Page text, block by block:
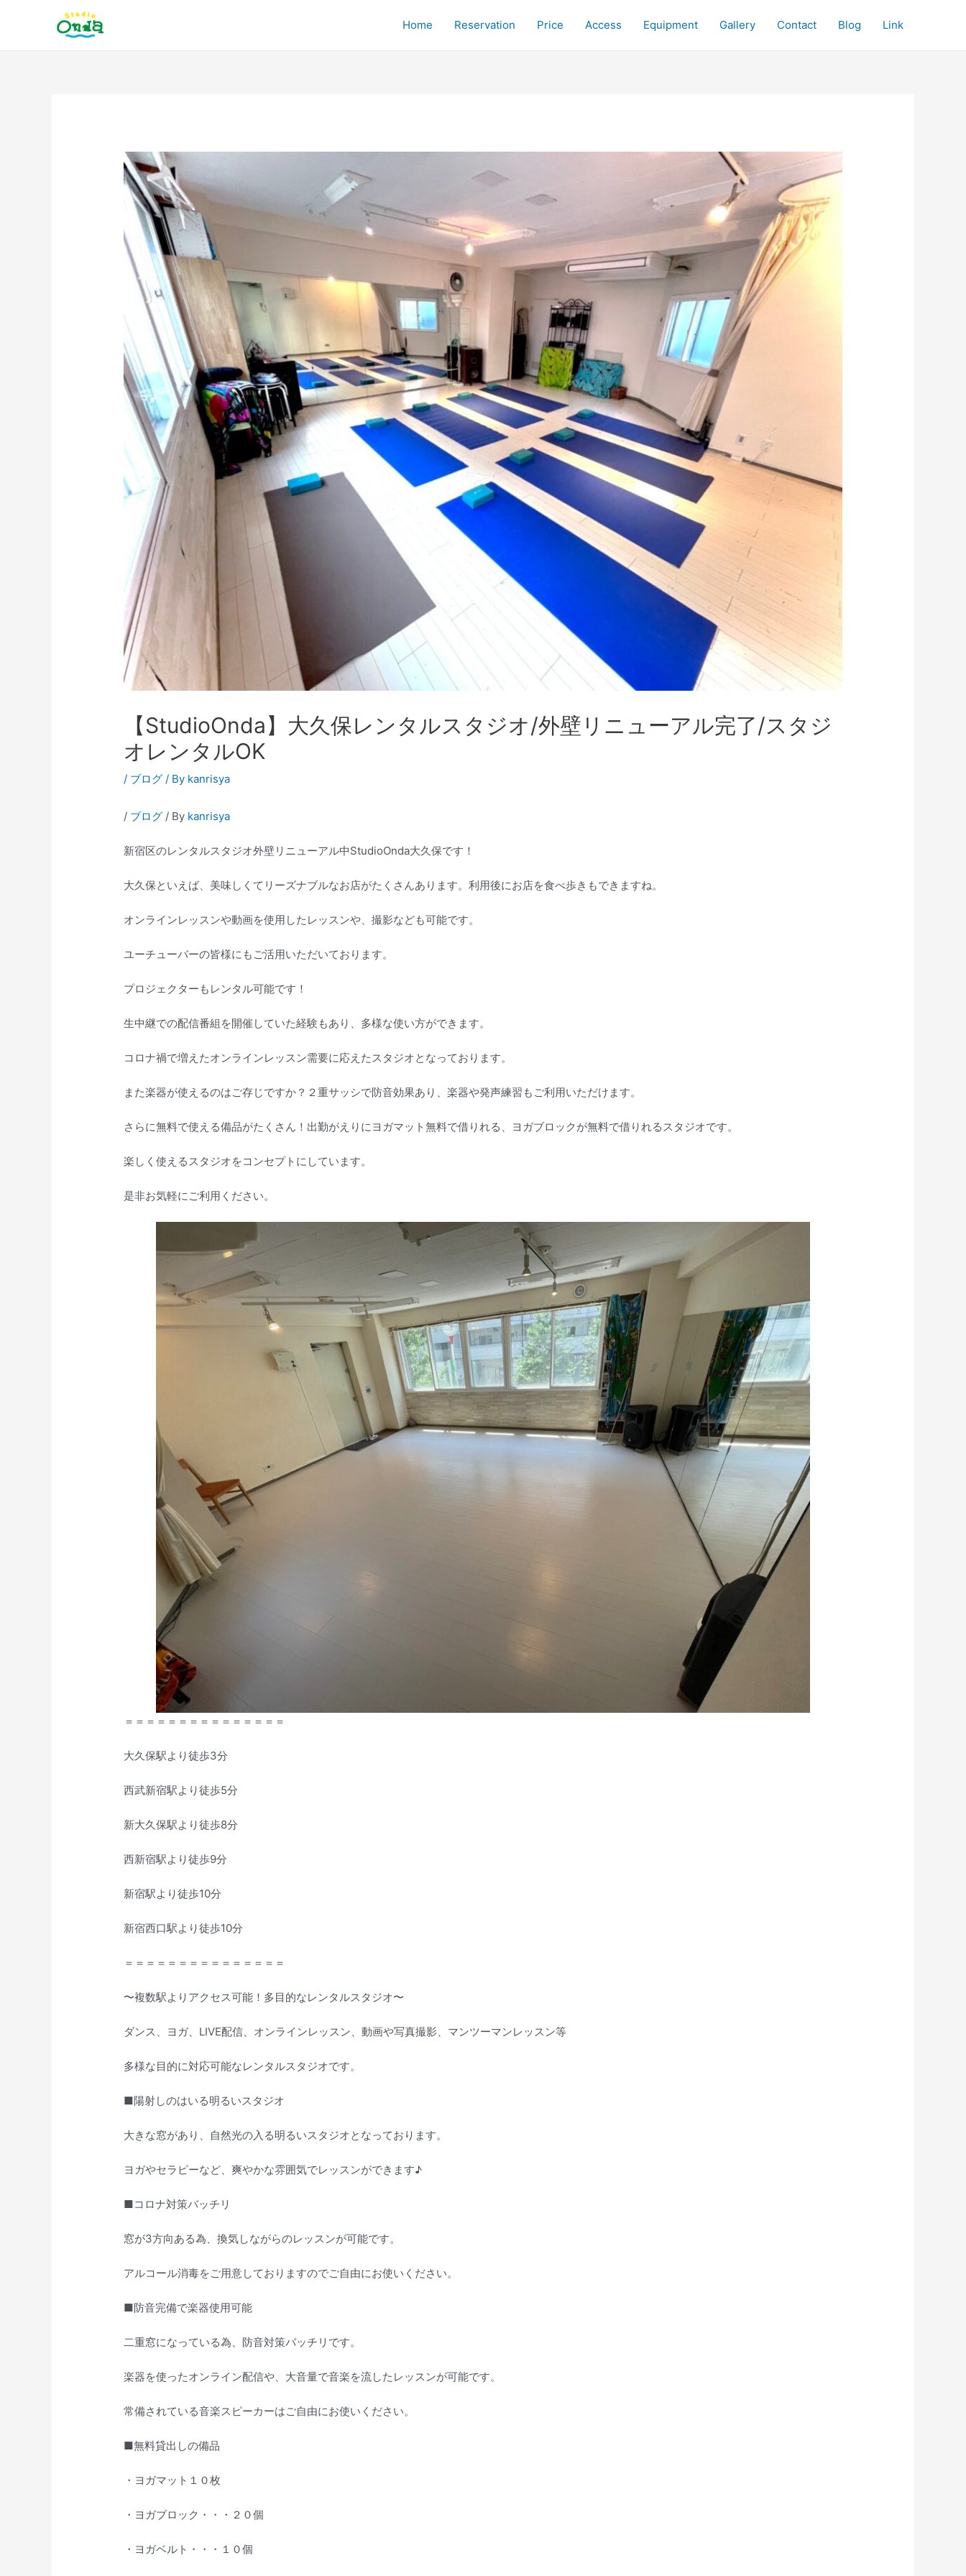
Home Reservation Price Access Equipment Gallery Contact Blog Link
【StudioOnda】大久保レンタルスタジオ/外壁リニューアル完了/スタジ
オレンタルOK
/ ブログ / By kanrisya
/ ブログ / By kanrisya
新宿区のレンタルスタジオ外壁リニューアル中StudioOnda大久保です！
大久保といえば、美味しくてリーズナブルなお店がたくさんあります。利用後にお店を食べ歩きもできますね。
オンラインレッスンや動画を使用したレッスンや、撮影なども可能です。
ユーチューバーの皆様にもご活用いただいております。
プロジェクターもレンタル可能です！
生中継での配信番組を開催していた経験もあり、多様な使い方ができます。
コロナ禍で増えたオンラインレッスン需要に応えたスタジオとなっております。
また楽器が使えるのはご存じですか？２重サッシで防音効果あり、楽器や発声練習もご利用いただけます。
さらに無料で使える備品がたくさん！出勤がえりにヨガマット無料で借りれる、ヨガブロックが無料で借りれるスタジオです。
楽しく使えるスタジオをコンセプトにしています。
是非お気軽にご利用ください。
＝＝＝＝＝＝＝＝＝＝＝＝＝＝＝
大久保駅より徒歩3分
西武新宿駅より徒歩5分
新大久保駅より徒歩8分
西新宿駅より徒歩9分
新宿駅より徒歩10分
新宿西口駅より徒歩10分
＝＝＝＝＝＝＝＝＝＝＝＝＝＝＝
〜複数駅よりアクセス可能！多目的なレンタルスタジオ〜
ダンス、ヨガ、LIVE配信、オンラインレッスン、動画や写真撮影、マンツーマンレッスン等
多様な目的に対応可能なレンタルスタジオです。
■陽射しのはいる明るいスタジオ
大きな窓があり、自然光の入る明るいスタジオとなっております。
ヨガやセラピーなど、爽やかな雰囲気でレッスンができます♪
■コロナ対策バッチリ
窓が3方向ある為、換気しながらのレッスンが可能です。
アルコール消毒をご用意しておりますのでご自由にお使いください。
■防音完備で楽器使用可能
二重窓になっている為、防音対策バッチリです。
楽器を使ったオンライン配信や、大音量で音楽を流したレッスンが可能です。
常備されている音楽スピーカーはご自由にお使いください。
■無料貸出しの備品
・ヨガマット１０枚
・ヨガブロック・・・２０個
・ヨガベルト・・・１０個